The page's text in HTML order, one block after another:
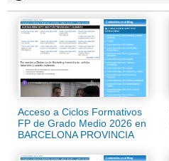
Acceso a Ciclos Formativos
FP de Grado Medio 2026 en
BARCELONA PROVINCIA